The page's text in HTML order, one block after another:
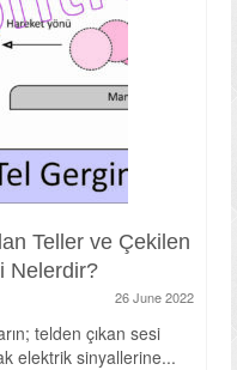
Teller ve Çekilen
Nelerdir?
26 June 2022
telden çıkan sesi
elektrik sinyallerine...